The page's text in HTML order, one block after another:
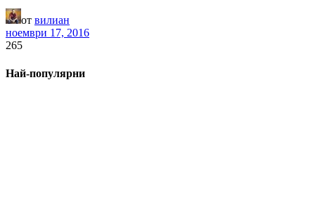
от вилиан
ноември 17, 2016
265
Най-популярни